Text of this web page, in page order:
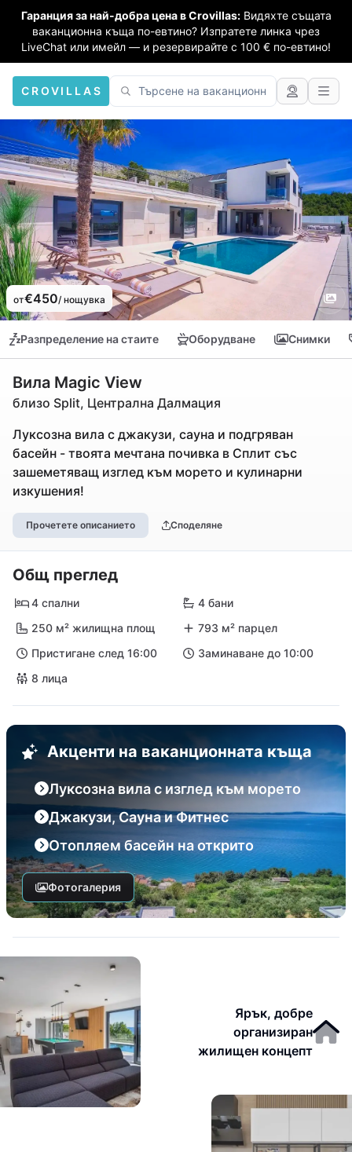
Гаранция за най-добра цена в Crovillas: Видяхте същата
ваканционна къща по-евтино? Изпратете линка чрез
LiveChat или имейл — и резервирайте с 100 € по-евтино!
CROVILLAS
от€450/ нощувка
Разпределение на стаите Оборудване Снимки
Вила Magic View
близо Split, Централна Далмация
Луксозна вила с джакузи, сауна и подгряван
басейн - твоята мечтана почивка в Сплит със
зашеметяващ изглед към морето и кулинарни
изкушения!
Прочетете описанието Споделяне
Общ преглед
4 спални
4 бани
250 м² жилищна площ
793 м² парцел
Пристигане след 16:00
Заминаване до 10:00
8 лица
Акценти на ваканционната къща
Луксозна вила с изглед към морето
Джакузи, Сауна и Фитнес
Отопляем басейн на открито
Фотогалерия
Ярък, добре
организиран
жилищен концепт